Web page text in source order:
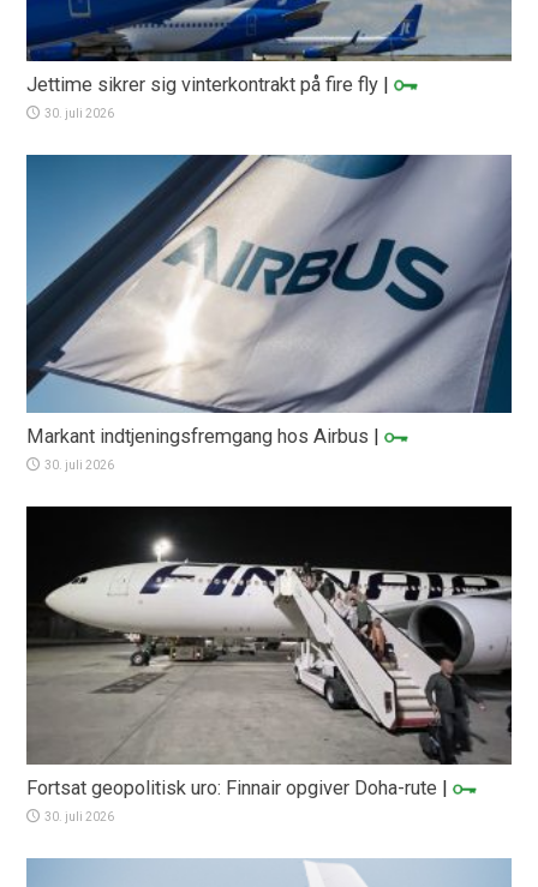
Jettime sikrer sig vinterkontrakt på fire fly |
30. juli 2026
Markant indtjeningsfremgang hos Airbus |
30. juli 2026
Fortsat geopolitisk uro: Finnair opgiver Doha-rute |
30. juli 2026